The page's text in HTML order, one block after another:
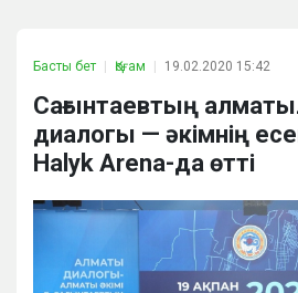
Басты бет Қоғам 19.02.2020 15:42
Сағынтаевтың
диалогы — әкімнің
Halyk Arena-да өтті